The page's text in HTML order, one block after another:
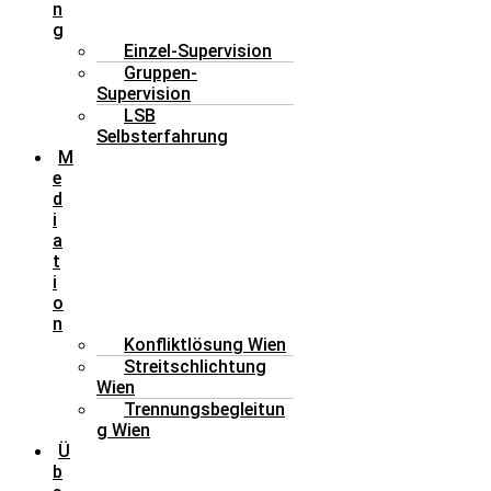
n
g
Einzel-Supervision
Gruppen-
Supervision
LSB
Selbsterfahrung
M
e
d
i
a
t
i
o
n
Konfliktlösung Wien
Streitschlichtung
Wien
Trennungsbegleitun
g Wien
Ü
b